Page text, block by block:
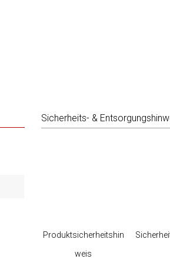
Sicherheits- &
Produktsicherheitshin
weis